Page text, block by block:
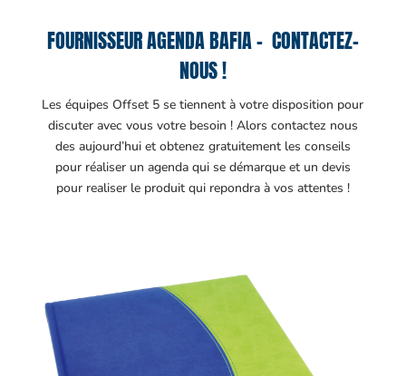
FOURNISSEUR AGENDA BAFIA – CONTACTEZ-
NOUS !
Les équipes Offset 5 se tiennent à votre disposition pour
discuter avec vous votre besoin ! Alors contactez nous
des aujourd’hui et obtenez gratuitement les conseils
pour réaliser un agenda qui se démarque et un devis
pour realiser le produit qui repondra à vos attentes !